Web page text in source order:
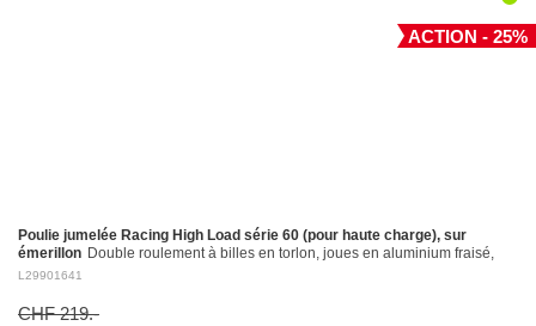
ACTION - 25%
Poulie jumelée Racing High Load série 60 (pour haute charge), sur
émerillon Double roulement à billes en torlon, joues en aluminium fraisé,
réa en aluminium fraisé Ø 60 mm. Réa en aluminium: ø 60 mm Pour
L29901641
CHF 219.-